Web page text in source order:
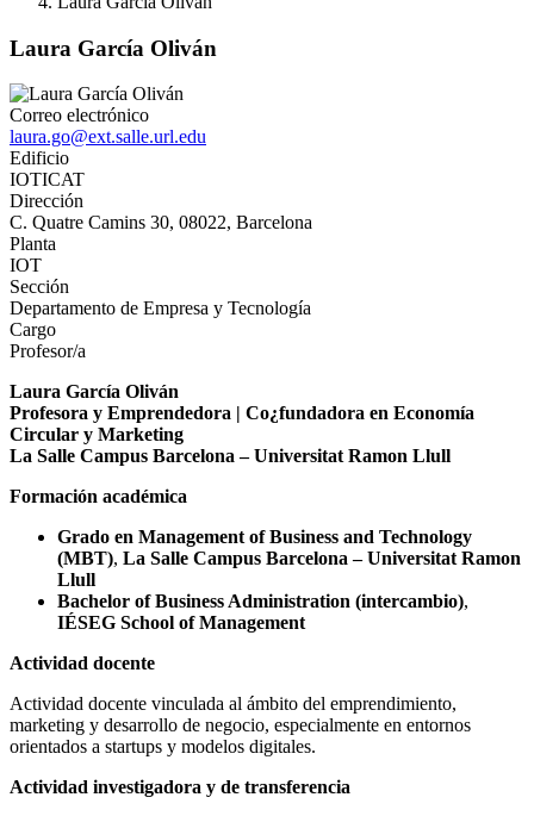
Laura García Oliván
Correo electrónico
laura.go@ext.salle.url.edu
Edificio
IOTICAT
Dirección
C. Quatre Camins 30, 08022, Barcelona
Planta
IOT
Sección
Departamento de Empresa y Tecnología
Cargo
Profesor/a
Laura García Oliván
Profesora y Emprendedora | Co¿fundadora en Economía
Circular y Marketing
La Salle Campus Barcelona – Universitat Ramon Llull
Formación académica
Grado en Management of Business and Technology
(MBT), La Salle Campus Barcelona – Universitat Ramon
Llull
Bachelor of Business Administration (intercambio),
IÉSEG School of Management
Actividad docente
Actividad docente vinculada al ámbito del emprendimiento,
marketing y desarrollo de negocio, especialmente en entornos
orientados a startups y modelos digitales.
Actividad investigadora y de transferencia